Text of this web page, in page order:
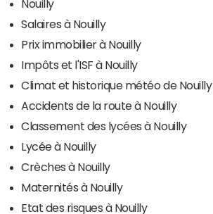
Nouilly
Salaires à Nouilly
Prix immobilier à Nouilly
Impôts et l'ISF à Nouilly
Climat et historique météo de Nouilly
Accidents de la route à Nouilly
Classement des lycées à Nouilly
Lycée à Nouilly
Crèches à Nouilly
Maternités à Nouilly
Etat des risques à Nouilly